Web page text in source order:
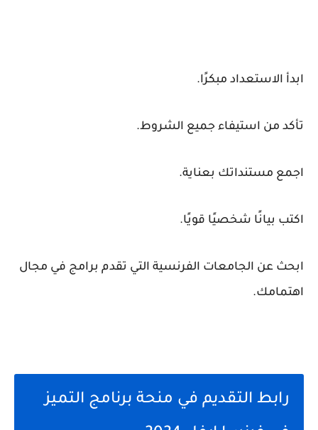
ابدأ الاستعداد مبكرًا.
تأكد من استيفاء جميع الشروط.
اجمع مستنداتك بعناية.
اكتب بيانًا شخصيًا قويًا.
ابحث عن الجامعات الفرنسية التي تقدم برامج في مجال
اهتمامك.
رابط التقديم في منحة برنامج التميز